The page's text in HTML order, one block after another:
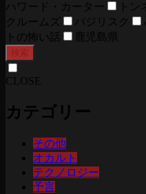
ハワード・カーター
トン
クルームズ
バジリスク
トの怖い話
鹿児島県
検索
CLOSE
カテゴリー
その他
オカルト
テクノロジー
予言